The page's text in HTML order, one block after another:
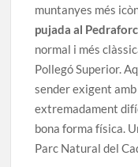
muntanyes més
pujada al
normal i més
Pollegó Superior.
sender exigent
extremadament
bona forma física.
Parc Natural del